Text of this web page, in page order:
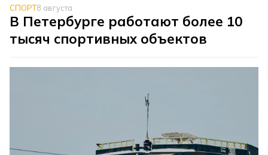
СПОРТ8 августа
В Петербурге работают более 10
тысяч спортивных объектов